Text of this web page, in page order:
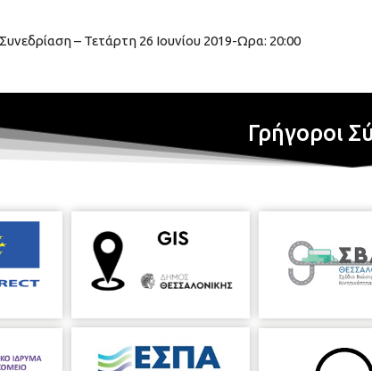
– Τετάρτη 26 Ιουνίου 2019-Ωρα: 20:00
Γρήγοροι